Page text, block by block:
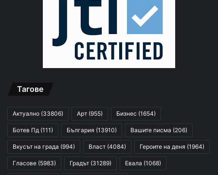
Тагове
Актуално (33806) Арт (955) Бизнес (1654)
Ботев Пд (111) България (13910) Вашите писма (206)
Вкусът на града (994) Власт (4084) Героите на деня (1964)
Гласове (5983) Градът (31289) Евала (1068)